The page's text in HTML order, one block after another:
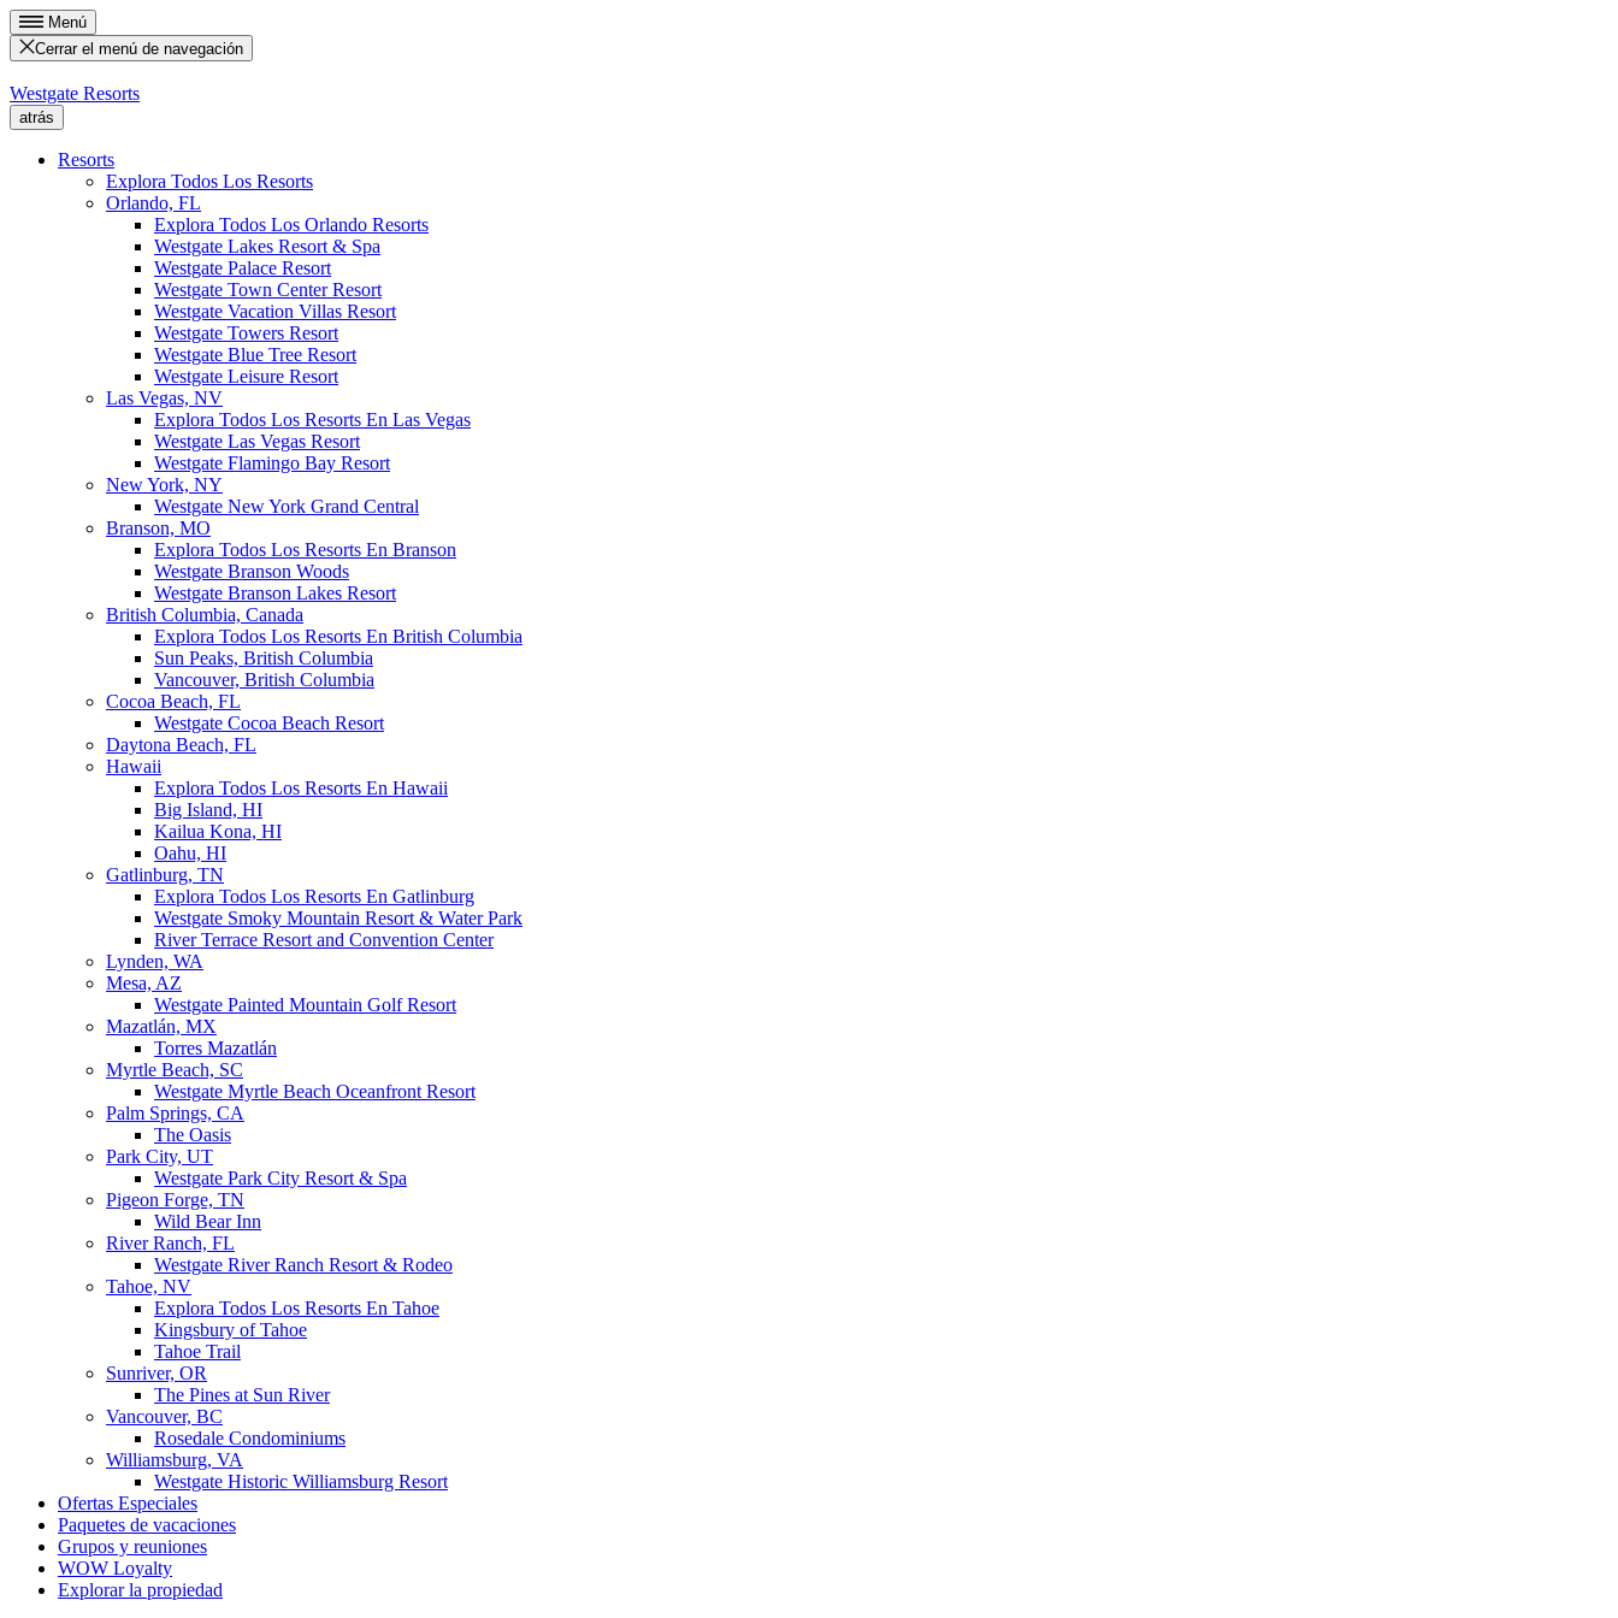
Menú
Cerrar el menú de navegación
Westgate Resorts
atrás
Resorts
Explora Todos Los Resorts
Orlando, FL
Explora Todos Los Orlando Resorts
Westgate Lakes Resort & Spa
Westgate Palace Resort
Westgate Town Center Resort
Westgate Vacation Villas Resort
Westgate Towers Resort
Westgate Blue Tree Resort
Westgate Leisure Resort
Las Vegas, NV
Explora Todos Los Resorts En Las Vegas
Westgate Las Vegas Resort
Westgate Flamingo Bay Resort
New York, NY
Westgate New York Grand Central
Branson, MO
Explora Todos Los Resorts En Branson
Westgate Branson Woods
Westgate Branson Lakes Resort
British Columbia, Canada
Explora Todos Los Resorts En British Columbia
Sun Peaks, British Columbia
Vancouver, British Columbia
Cocoa Beach, FL
Westgate Cocoa Beach Resort
Daytona Beach, FL
Hawaii
Explora Todos Los Resorts En Hawaii
Big Island, HI
Kailua Kona, HI
Oahu, HI
Gatlinburg, TN
Explora Todos Los Resorts En Gatlinburg
Westgate Smoky Mountain Resort & Water Park
River Terrace Resort and Convention Center
Lynden, WA
Mesa, AZ
Westgate Painted Mountain Golf Resort
Mazatlán, MX
Torres Mazatlán
Myrtle Beach, SC
Westgate Myrtle Beach Oceanfront Resort
Palm Springs, CA
The Oasis
Park City, UT
Westgate Park City Resort & Spa
Pigeon Forge, TN
Wild Bear Inn
River Ranch, FL
Westgate River Ranch Resort & Rodeo
Tahoe, NV
Explora Todos Los Resorts En Tahoe
Kingsbury of Tahoe
Tahoe Trail
Sunriver, OR
The Pines at Sun River
Vancouver, BC
Rosedale Condominiums
Williamsburg, VA
Westgate Historic Williamsburg Resort
Ofertas Especiales
Paquetes de vacaciones
Grupos y reuniones
WOW Loyalty
Explorar la propiedad